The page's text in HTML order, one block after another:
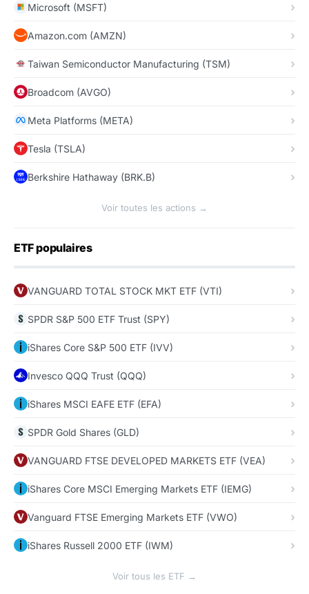
Microsoft (MSFT)
Amazon.com (AMZN)
Taiwan Semiconductor Manufacturing (TSM)
Broadcom (AVGO)
Meta Platforms (META)
Tesla (TSLA)
Berkshire Hathaway (BRK.B)
Voir toutes les actions →
ETF populaires
VANGUARD TOTAL STOCK MKT ETF (VTI)
SPDR S&P 500 ETF Trust (SPY)
iShares Core S&P 500 ETF (IVV)
Invesco QQQ Trust (QQQ)
iShares MSCI EAFE ETF (EFA)
SPDR Gold Shares (GLD)
VANGUARD FTSE DEVELOPED MARKETS ETF (VEA)
iShares Core MSCI Emerging Markets ETF (IEMG)
Vanguard FTSE Emerging Markets ETF (VWO)
iShares Russell 2000 ETF (IWM)
Voir tous les ETF →